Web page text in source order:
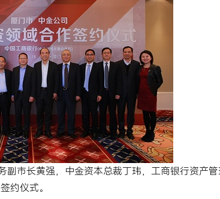
市长黄强，中金资本总裁丁玮，工商银行资产
约仪式。